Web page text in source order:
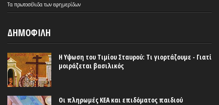
Τα πρωτοσέλιδατων εφημερίδων
ΔΗΜΟΦΙΛΗ
Η Υψωση του Τιμίου Σταυρού: Τι γιορτάζουμε - Γιατί
μοιράζεται βασιλικός
Οι πληρωμές ΚΕΑ και επιδόματος παιδιού